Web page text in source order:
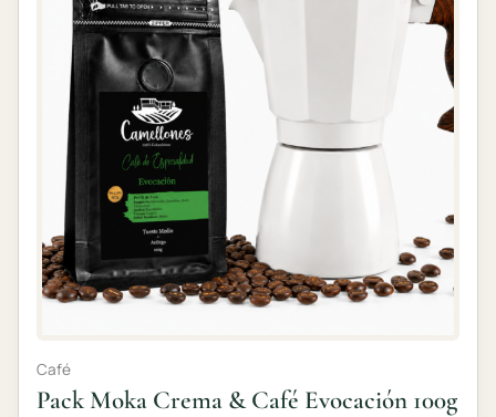
Café
Pack Moka Crema & Café Evocación 100g